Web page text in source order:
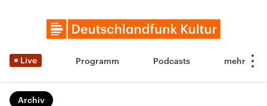
Live Programm Podcasts
Archiv